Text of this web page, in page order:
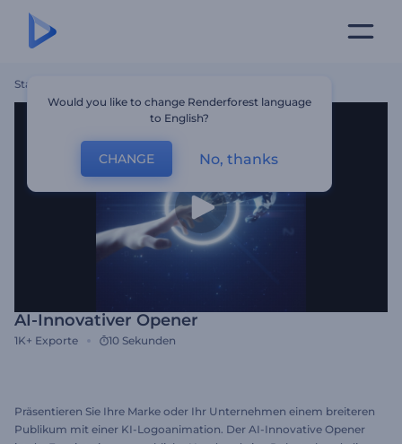
Startseite
AI-Innovativer Opener
1K+ Exporte 10 Sekunden
Präsentieren Sie Ihre Marke oder Ihr Unternehmen einem breiteren
Publikum mit einer KI-Logoanimation. Der AI-Innovative Opener
Would you like to change Renderforest language
to English?
CHANGE No, thanks